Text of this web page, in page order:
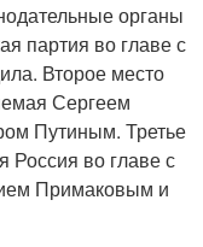
органы
партия во главе с
Второе место
Сергеем
Путиным. Третье
Россия во главе с
Примаковым и